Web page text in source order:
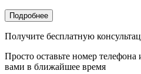
Подробнее
Получите бесплатную
Просто оставьте номер
вами в ближайшее время